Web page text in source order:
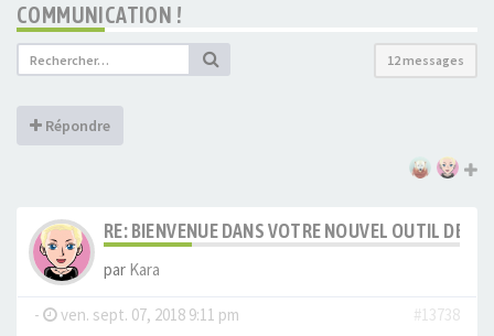
COMMUNICATION !
12 messages
Répondre
RE: BIENVENUE DANS VOTRE NOUVEL OUTIL DE
par Kara
- ven. sept. 07, 2018 9:11 pm
#13738